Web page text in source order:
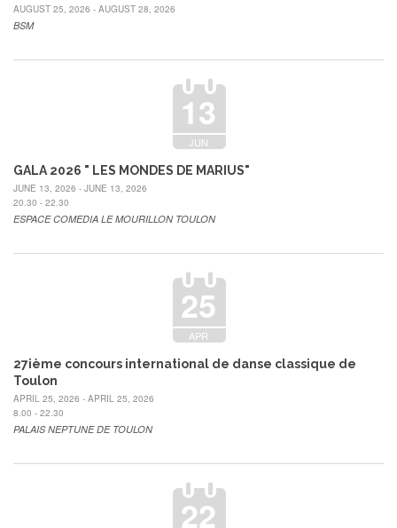
AUGUST 25, 2026 - AUGUST 28, 2026
BSM
13
JUN
GALA 2026 " LES MONDES DE MARIUS"
JUNE 13, 2026 - JUNE 13, 2026
20.30 - 22.30
ESPACE COMEDIA LE MOURILLON TOULON
25
APR
27ième concours international de danse classique de
Toulon
APRIL 25, 2026 - APRIL 25, 2026
8.00 - 22.30
PALAIS NEPTUNE DE TOULON
22